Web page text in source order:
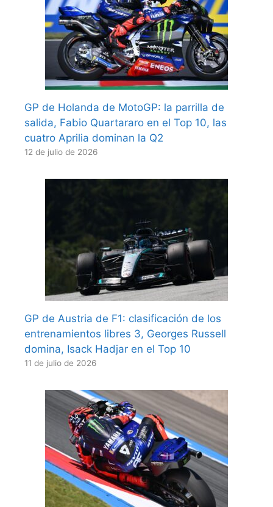
GP de Holanda de MotoGP: la parrilla de
salida, Fabio Quartararo en el Top 10, las
cuatro Aprilia dominan la Q2
12 de julio de 2026
GP de Austria de F1: clasificación de los
entrenamientos libres 3, Georges Russell
domina, Isack Hadjar en el Top 10
11 de julio de 2026